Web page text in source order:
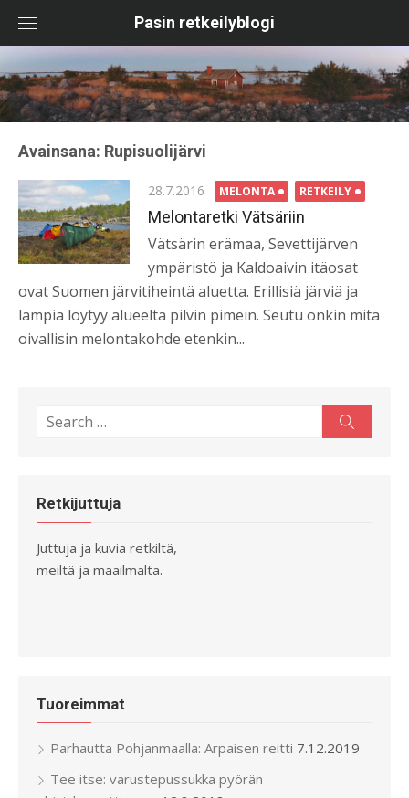
content
Pasin retkeilyblogi
Avainsana: Rupisuolijärvi
Posted
on
28.7.2016 MELONTA RETKEILY
Melontaretki Vätsäriin
Vätsärin erämaa, Sevettijärven
ympäristö ja Kaldoaivin itäosat
ovat Suomen järvitiheintä aluetta. Erillisiä järviä ja
lampia löytyy alueelta pilvin pimein. Seutu onkin mitä
oivallisin melontakohde etenkin...
Search
Retkijuttuja
Juttuja ja kuvia retkiltä,
meiltä ja maailmalta.
Tuoreimmat
Parhautta Pohjanmaalla: Arpaisen reitti 7.12.2019
Tee itse: varustepussukka pyörän